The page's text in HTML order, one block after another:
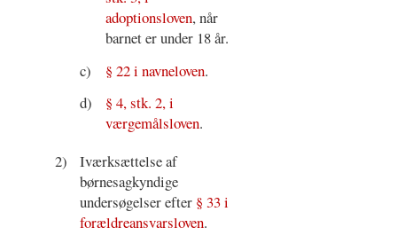
adoptionsloven, når
barnet er under 18 år.
c)
§ 22 i navneloven.
d)
§ 4, stk. 2, i
værgemålsloven.
2)
Iværksættelse af
børnesagkyndige
undersøgelser efter § 33 i
forældreansvarsloven.